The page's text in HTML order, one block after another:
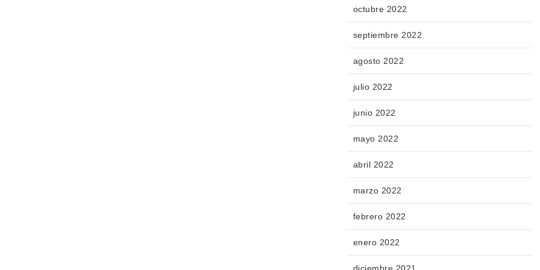
octubre 2022
septiembre 2022
agosto 2022
julio 2022
junio 2022
mayo 2022
abril 2022
marzo 2022
febrero 2022
enero 2022